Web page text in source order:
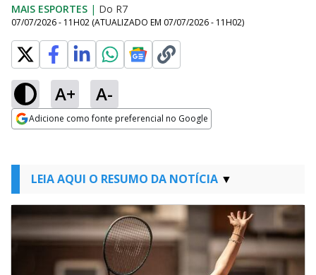
MAIS ESPORTES | Do R7
07/07/2026 - 11H02 (ATUALIZADO EM 07/07/2026 - 11H02)
A+ A-
Adicione como fonte preferencial no Google
LEIA AQUI O RESUMO DA NOTÍCIA